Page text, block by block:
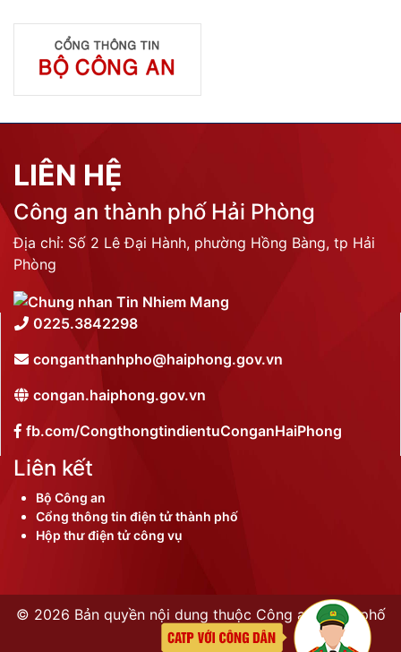
LIÊN HỆ
Công an thành phố Hải Phòng
Địa chỉ: Số 2 Lê Đại Hành, phường Hồng Bàng, tp Hải
Phòng
0225.3842298
conganthanhpho@haiphong.gov.vn
congan.haiphong.gov.vn
fb.com/CongthongtindientuConganHaiPhong
Liên kết
Bộ Công an
Cổng thông tin điện tử thành phố
Hộp thư điện tử công vụ
© 2026 Bản quyền nội dung thuộc Công an thành phố
Hải Phòng